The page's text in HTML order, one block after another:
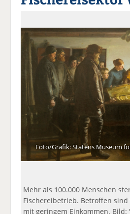
Foto/Grafik: Statens Museum
Mehr als 100.000 Menschen
Fischereibetrieb. Betroffen sind
mit geringem Einkommen.